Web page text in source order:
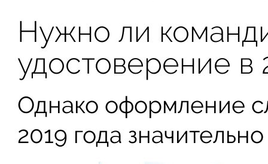
Нужно ли
удостоверение в
Однако оформление
2019 года